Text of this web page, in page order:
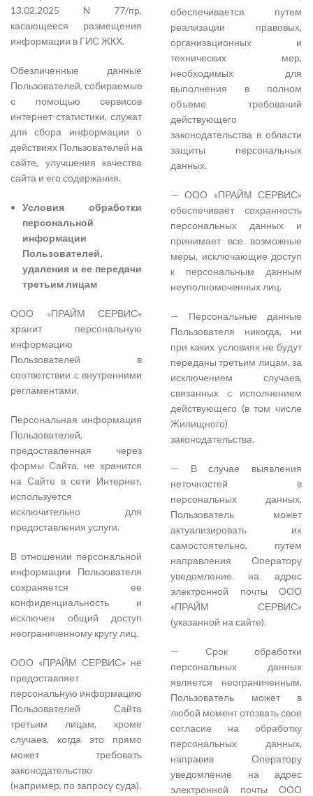
13.02.2025 N 77/пр,
касающееся размещения
информации в ГИС ЖКХ.
Обезличенные данные
Пользователей, собираемые
с помощью сервисов
интернет-статистики, служат
для сбора информации о
действиях Пользователей на
сайте, улучшения качества
сайта и его содержания.
Условия обработки
персональной
информации
Пользователей,
удаления и ее передачи
третьим лицам
ООО «ПРАЙМ СЕРВИС»
хранит персональную
информацию
Пользователей в
соответствии с внутренними
регламентами.
Персональная информация
Пользователей,
предоставленная через
формы Сайта, не хранится
на Сайте в сети Интернет,
используется
исключительно для
предоставления услуги.
В отношении персональной
информации Пользователя
сохраняется ее
конфиденциальность и
исключен общий доступ
неограниченному кругу лиц.
ООО «ПРАЙМ СЕРВИС» не
предоставляет
персональную информацию
Пользователей Сайта
третьим лицам, кроме
случаев, когда это прямо
может требовать
законодательство
(например, по запросу суда).
обеспечивается путем
реализации правовых,
организационных и
технических мер,
необходимых для
выполнения в полном
объеме требований
действующего
законодательства в области
защиты персональных
данных.
— ООО «ПРАЙМ СЕРВИС»
обеспечивает сохранность
персональных данных и
принимает все возможные
меры, исключающие доступ
к персональным данным
неуполномоченных лиц.
— Персональные данные
Пользователя никогда, ни
при каких условиях не будут
переданы третьим лицам, за
исключением случаев,
связанных с исполнением
действующего (в том числе
Жилищного)
законодательства.
— В случае выявления
неточностей в
персональных данных,
Пользователь может
актуализировать их
самостоятельно, путем
направления Оператору
уведомление на адрес
электронной почты ООО
«ПРАЙМ СЕРВИС»
(указанной на сайте).
— Срок обработки
персональных данных
является неограниченным.
Пользователь может в
любой момент отозвать свое
согласие на обработку
персональных данных,
направив Оператору
уведомление на адрес
электронной почты ООО